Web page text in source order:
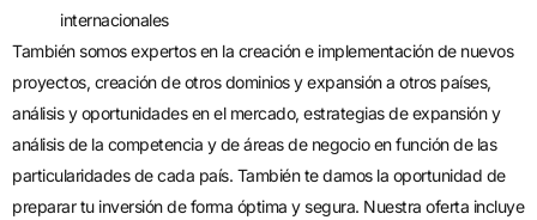
internacionales
También somos expertos en la creación e implementación de nuevos
proyectos, creación de otros dominios y expansión a otros países,
análisis y oportunidades en el mercado, estrategias de expansión y
análisis de la competencia y de áreas de negocio en función de las
particularidades de cada país. También te damos la oportunidad de
preparar tu inversión de forma óptima y segura. Nuestra oferta incluye